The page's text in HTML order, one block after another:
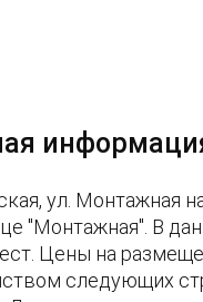
ул. Монтажная
"Монтажная". В
Цены на
следующих